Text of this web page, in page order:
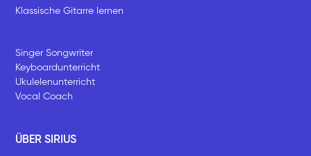
Klassische Gitarre lernen
Singer Songwriter
Keyboardunterricht
Ukulelenunterricht
Vocal Coach
ÜBER SIRIUS